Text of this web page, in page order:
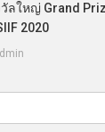
ลใหญ่ Grand
2020